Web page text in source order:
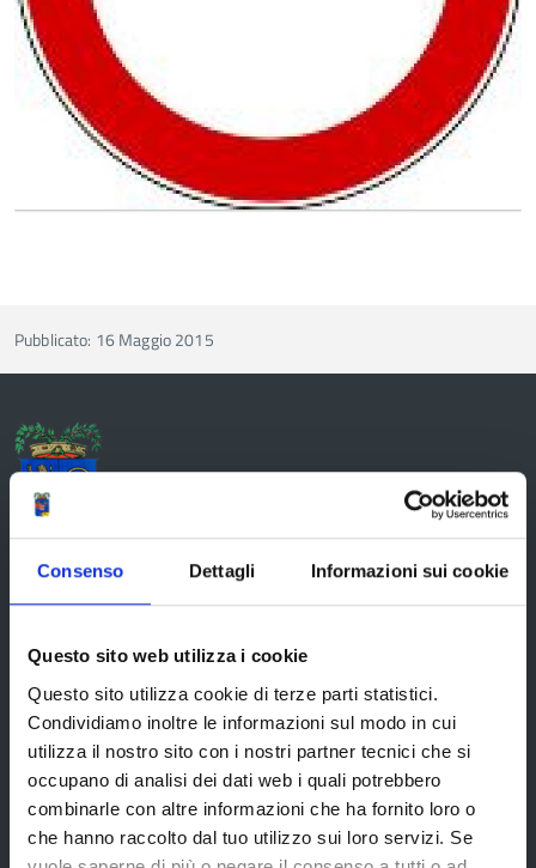
Consenso Dettagli Informazioni sui cookie
Questo sito web utilizza i cookie
Questo sito utilizza cookie di terze parti statistici.
Condividiamo inoltre le informazioni sul modo in cui
utilizza il nostro sito con i nostri partner tecnici che si
occupano di analisi dei dati web i quali potrebbero
combinarle con altre informazioni che ha fornito loro o
che hanno raccolto dal tuo utilizzo sui loro servizi. Se
Pubblicato: 16 Maggio 2015
Provincia di Reggio Emilia
Organi di governo
Statuto e Regolamenti
Amministrazione Trasparente
Uffici e orari